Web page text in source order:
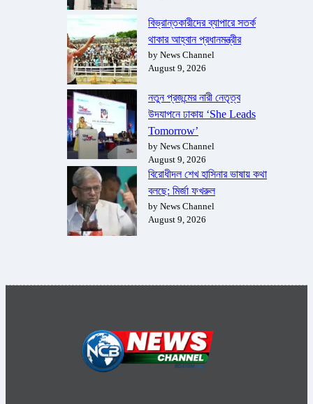
বিভ্রান্তকারীদের ব্যাপারে সতর্ক
থাকার আহ্বান প্রধানমন্ত্রীর
by News Channel
August 9, 2026
নতুন প্রজন্মের নারী নেতৃত্ব
উদযাপনে ঢাকায় ‘She Leads
Tomorrow’
by News Channel
August 9, 2026
বিরোধীদল শেখ হাসিনার ভাষায় কথা
বলছে: মির্জা ফখরুল
by News Channel
August 9, 2026